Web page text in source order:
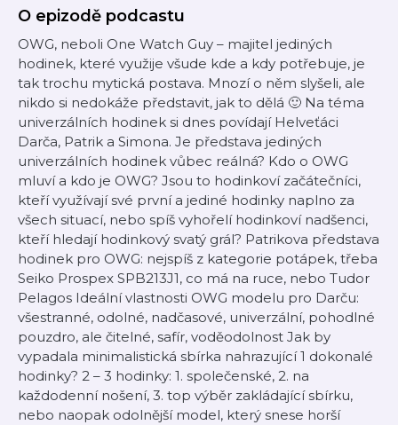
O epizodě podcastu
OWG, neboli One Watch Guy – majitel jediných
hodinek, které využije všude kde a kdy potřebuje, je
tak trochu mytická postava. Mnozí o něm slyšeli, ale
nikdo si nedokáže představit, jak to dělá 🙂 Na téma
univerzálních hodinek si dnes povídají Helveťáci
Darča, Patrik a Simona. Je představa jediných
univerzálních hodinek vůbec reálná? Kdo o OWG
mluví a kdo je OWG? Jsou to hodinkoví začátečníci,
kteří využívají své první a jediné hodinky naplno za
všech situací, nebo spíš vyhořelí hodinkoví nadšenci,
kteří hledají hodinkový svatý grál? Patrikova představa
hodinek pro OWG: nejspíš z kategorie potápek, třeba
Seiko Prospex SPB213J1, co má na ruce, nebo Tudor
Pelagos Ideální vlastnosti OWG modelu pro Darču:
všestranné, odolné, nadčasové, univerzální, pohodlné
pouzdro, ale čitelné, safír, voděodolnost Jak by
vypadala minimalistická sbírka nahrazující 1 dokonalé
hodinky? 2 – 3 hodinky: 1. společenské, 2. na
každodenní nošení, 3. top výběr zakládající sbírku,
nebo naopak odolnější model, který snese horší